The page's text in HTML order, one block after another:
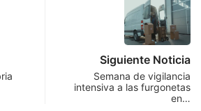
Siguiente Noticia
Semana de vigilancia
intensiva a las furgonetas
en…